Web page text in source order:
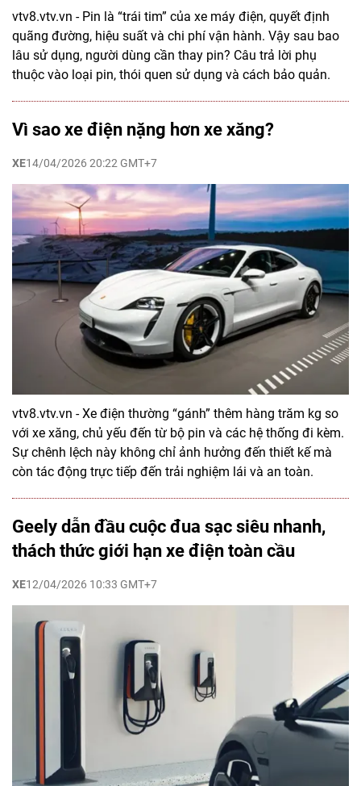
vtv8.vtv.vn - Pin là “trái tim” của xe máy điện, quyết định
quãng đường, hiệu suất và chi phí vận hành. Vậy sau bao
lâu sử dụng, người dùng cần thay pin? Câu trả lời phụ
thuộc vào loại pin, thói quen sử dụng và cách bảo quản.
Vì sao xe điện nặng hơn xe xăng?
XE14/04/2026 20:22 GMT+7
vtv8.vtv.vn - Xe điện thường “gánh” thêm hàng trăm kg so
với xe xăng, chủ yếu đến từ bộ pin và các hệ thống đi kèm.
Sự chênh lệch này không chỉ ảnh hưởng đến thiết kế mà
còn tác động trực tiếp đến trải nghiệm lái và an toàn.
Geely dẫn đầu cuộc đua sạc siêu nhanh,
thách thức giới hạn xe điện toàn cầu
XE12/04/2026 10:33 GMT+7